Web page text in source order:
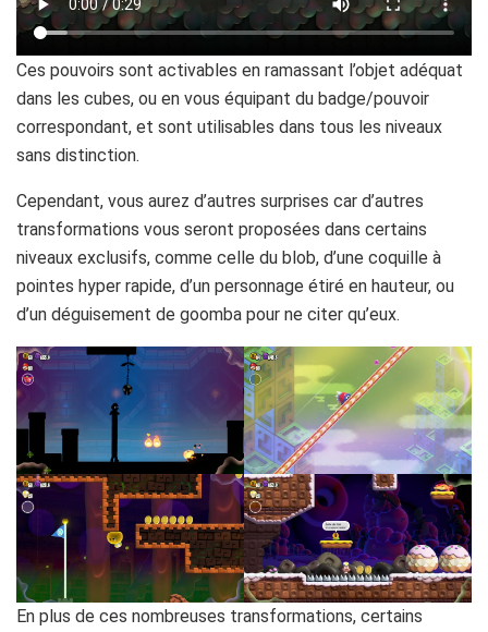
Ces pouvoirs sont activables en ramassant l’objet adéquat
dans les cubes, ou en vous équipant du badge/pouvoir
correspondant, et sont utilisables dans tous les niveaux
sans distinction.
Cependant, vous aurez d’autres surprises car d’autres
transformations vous seront proposées dans certains
niveaux exclusifs, comme celle du blob, d’une coquille à
pointes hyper rapide, d’un personnage étiré en hauteur, ou
d’un déguisement de goomba pour ne citer qu’eux.
En plus de ces nombreuses transformations, certains